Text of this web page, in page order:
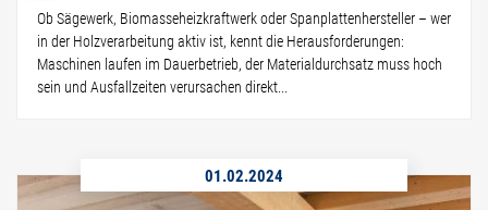
Ob Sägewerk, Biomasseheizkraftwerk oder Spanplattenhersteller – wer
in der Holzverarbeitung aktiv ist, kennt die Herausforderungen:
Maschinen laufen im Dauerbetrieb, der Materialdurchsatz muss hoch
sein und Ausfallzeiten verursachen direkt...
01.02.2024